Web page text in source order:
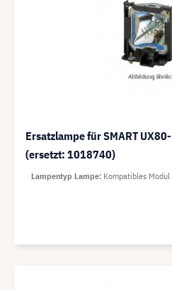
Ersatzlampe für SMART
(ersetzt: 1018740)
Lampentyp Lampe Kompatibles Modul